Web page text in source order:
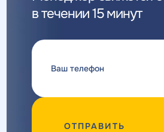
в течении 15 минут
ОТПРАВИТЬ